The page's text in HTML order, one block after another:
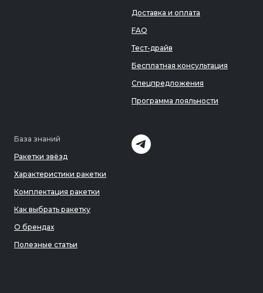
Доставка и оплата
FAQ
Тест-драйв
Бесплатная консультация
Спецпредложения
Программа лояльности
База знаний
Ракетки звёзд
Характеристики ракетки
Комплектация ракетки
Как выбрать ракетку
О брендах
Полезные статьи